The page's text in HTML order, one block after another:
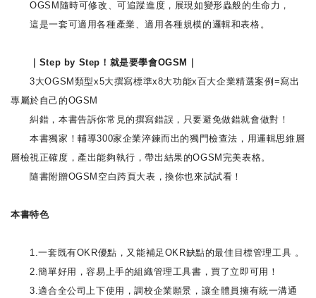
OGSM隨時可修改、可追蹤進度，展現如變形蟲般的生命力，
這是一套可適用各種產業、適用各種規模的邏輯和表格。
｜Step by Step！就是要學會OGSM｜
3大OGSM類型x5大撰寫標準x8大功能x百大企業精選案例=寫出
專屬於自己的OGSM
糾錯，本書告訴你常見的撰寫錯誤，只要避免做錯就會做對！
本書獨家！輔導300家企業淬鍊而出的獨門檢查法，用邏輯思維層
層檢視正確度，產出能夠執行，帶出結果的OGSM完美表格。
隨書附贈OGSM空白跨頁大表，換你也來試試看！
本書特色
1.一套既有OKR優點，又能補足OKR缺點的最佳目標管理工具 。
2.簡單好用，容易上手的組織管理工具書，買了立即可用！
3.適合全公司上下使用，調校企業願景，讓全體員擁有統一溝通